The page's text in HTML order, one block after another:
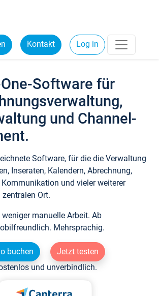
Kontakt Log in
Software für
und Channel-
Software, für die die Verwaltung
Inseraten, Kalendern, Abrechnung,
und vieler weiterer
Ort.
manuelle Arbeit. Ab
Mehrsprachig.
buchen
Jetzt testen
und unverbindlich.